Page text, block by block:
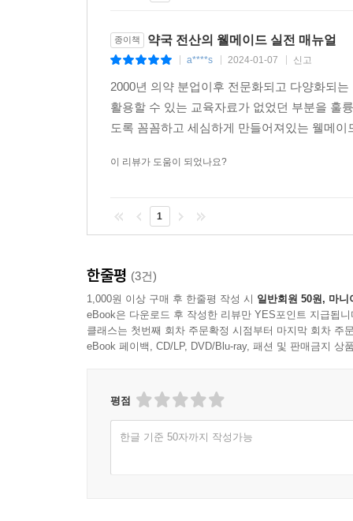
15-2. 누락청구, 보완청구, 추가청구, 청구반송자료
종이책 약국 전산의 웰메이드 실전 매뉴얼
a****s 2024-01-07 신고
2000년 의약 분업이후 전문화되고 다양화되
활용할 수 있는 교육자료가 없었던 부분을 훌
도록 꼼꼼하고 세심하게 만들어져있는 웰메
이 리뷰가 도움이 되었나요?
1
한줄평 (3건)
1,000원 이상 구매 후 한줄평 작성 시 일반회원 50원, 마니
eBook은 다운로드 후 작성한 리뷰만 YES포인트 지급됩니
클래스는 첫번째 회차 주문확정 시점부터 마지막 회차 주
eBook 페이백, CD/LP, DVD/Blu-ray, 패션 및 판매금지 상
평점
한글 기준 50자까지 작성가능